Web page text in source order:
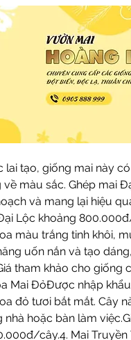
lai tạo, giống mai này
về màu sắc. Ghép mai
và mang lại hiệu
Lộc khoảng
màu trắng tinh khôi,
uốn nắn và tạo
tham khảo cho giống
Mai ĐỏĐược nhập
đỏ tươi bắt mắt. Cây
nhà hoặc bàn làm
cây.4. Mai